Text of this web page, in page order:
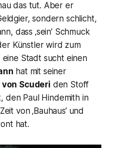
das tut. Aber er
sondern schlicht,
dass ‚sein’ Schmuck
Künstler wird zum
Stadt sucht einen
hat mit seiner
von Scuderi den Stoff
den Paul Hindemith in
von‚Bauhaus‘ und
hat.